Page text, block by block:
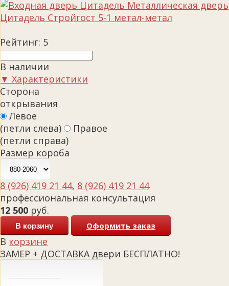
Рейтинг: 5
В наличии
▼ Характеристики
Сторона
открывания
Левое
(петли слева)
Правое
(петли справа)
Размер короба
8 (926) 419 21 44, 8 (926) 419 21 44
профессиональная консультация
12 500 руб.
В корзину Оформить заказ
В корзине
ЗАМЕР + ДОСТАВКА двери БЕСПЛАТНО!